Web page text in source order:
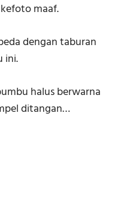
maaf.
dengan taburan
ini.
halus berwarna
ditangan…